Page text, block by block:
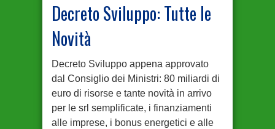
Decreto Sviluppo: Tutte le
Novità
Decreto Sviluppo appena approvato
dal Consiglio dei Ministri: 80 miliardi di
euro di risorse e tante novità in arrivo
per le srl semplificate, i finanziamenti
alle imprese, i bonus energetici e alle